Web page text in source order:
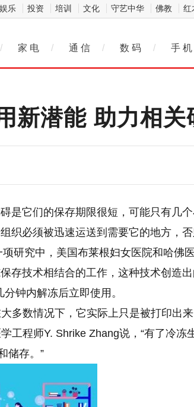
娱乐 投资 培训 文化 守艺中华 佛教 红
/ 家 电 / 通 信 / 数 码 / 手 机
新潜能 助力相关
是它们的保存期限很短，可能只有几个
织必须被迅速运送到需要它的地方，
研究中，美国布莱根妇女医院和哈佛
存技术相结合的工作，这种技术创造
钟内解冻后立即使用。
多数情况下，它实际上只是被打印出
工程师Y. Shrike Zhang说，“有了冷冻
储存。”